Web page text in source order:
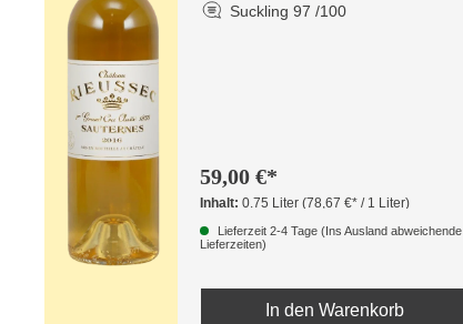
Suckling 97 /100
59,00 €*
Inhalt:0.75 Liter(78,67 €* / 1 Liter)
Lieferzeit 2-4 Tage (Ins Ausland abweichende
Lieferzeiten)
In den Warenkorb